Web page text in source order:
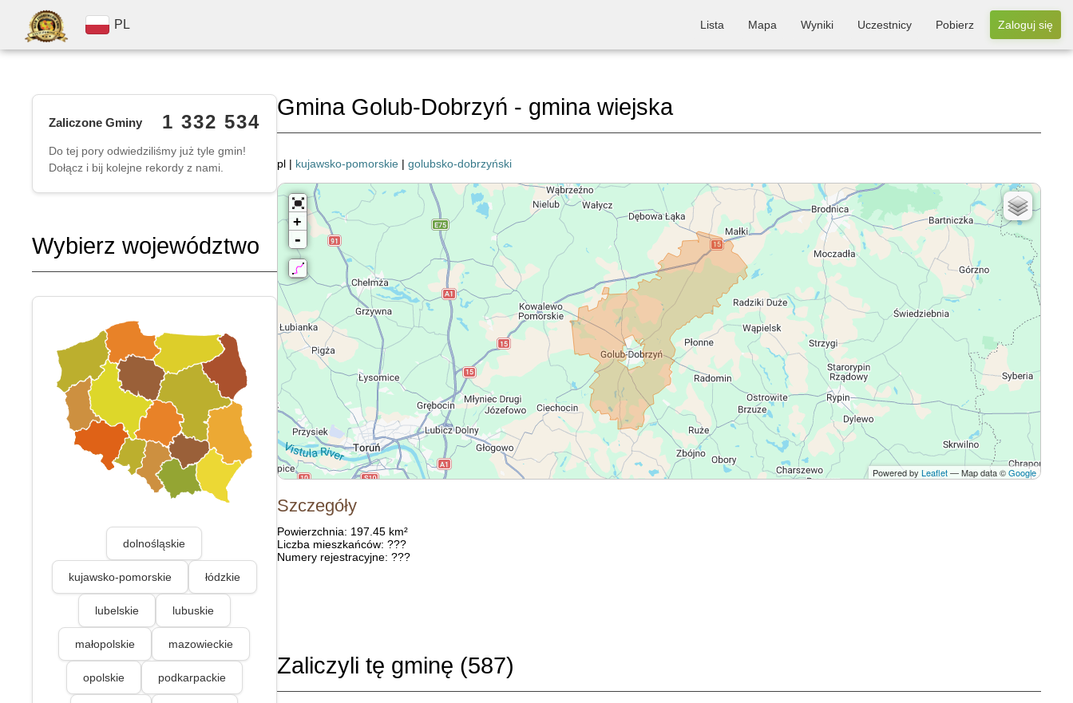
PL Lista Mapa Wyniki Uczestnicy Pobierz Zaloguj się
Zaliczone Gminy 1 332 534
Do tej pory odwiedziliśmy już tyle gmin!
Dołącz i bij kolejne rekordy z nami.
Wybierz województwo
dolnośląskie
kujawsko-pomorskie łódzkie
lubelskie lubuskie
małopolskie mazowieckie
opolskie podkarpackie
Gmina Golub-Dobrzyń - gmina wiejska
pl | kujawsko-pomorskie| golubsko-dobrzyński
+
-
Powered by Leaflet— Map data ©Google
Szczegóły
Powierzchnia: 197.45 km²
Liczba mieszkańców: ???
Numery rejestracyjne: ???
Zaliczyli tę gminę (587)